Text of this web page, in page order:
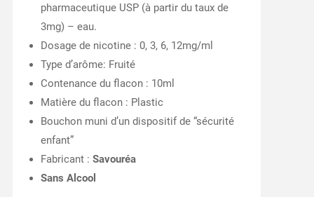
pharmaceutique USP (à partir du taux de
3mg) – eau.
Dosage de nicotine : 0, 3, 6, 12mg/ml
Type d’arôme: Fruité
Contenance du flacon : 10ml
Matière du flacon : Plastic
Bouchon muni d’un dispositif de “sécurité
enfant”
Fabricant : Savouréa
Sans Alcool